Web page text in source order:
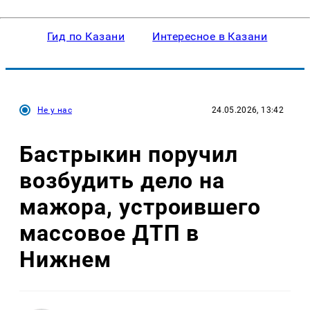
Гид по Казани Интересное в Казани
Не у нас 24.05.2026, 13:42
Бастрыкин поручил
возбудить дело на
мажора, устроившего
массовое ДТП в
Нижнем